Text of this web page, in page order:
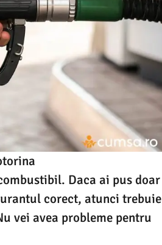
Daca ai pus doar
corect, atunci trebuie
vei avea probleme pentru